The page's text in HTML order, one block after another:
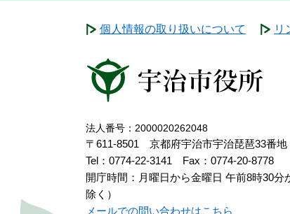
個人情報の取り扱いについて リ
法人番号：2000020262048
〒611-8501 京都府宇治市宇治琵琶33番
Tel：0774-22-3141
Fax：0774-20-8778
開庁時間：月曜日から金曜日 午前8時30
除く）
メールでの問い合わせはこちら